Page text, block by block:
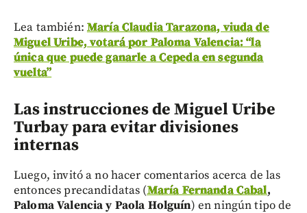
Lea también: María Claudia Tarazona, viuda de
Miguel Uribe, votará por Paloma Valencia: “la
única que puede ganarle a Cepeda en segunda
vuelta”
Las instrucciones de Miguel Uribe
Turbay para evitar divisiones
internas
Luego, invitó a no hacer comentarios acerca de las
entonces precandidatas (María Fernanda Cabal,
Paloma Valencia y Paola Holguín) en ningún tipo de